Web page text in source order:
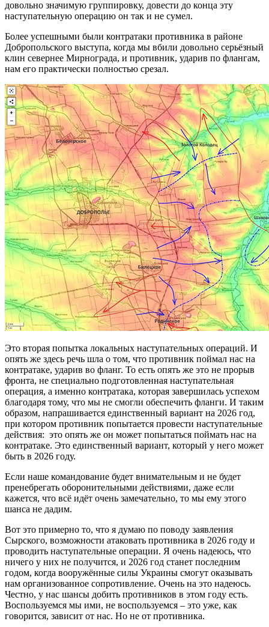
довольно значимую группировку, довести до конца эту
наступательную операцию он так и не сумел.
Более успешными были контратаки противника в районе
Добропольского выступа, когда мы вбили довольно серьёзный
клин севернее Мирнограда, и противник, ударив по флангам,
нам его практически полностью срезал.
Это вторая попытка локальных наступательных операций. И
опять же здесь речь шла о том, что противник поймал нас на
контратаке, ударив во фланг. То есть опять же это не прорыв
фронта, не специально подготовленная наступательная
операция, а именно контратака, которая завершилась успехом
благодаря тому, что мы не смогли обеспечить фланги. И таким
образом, напрашивается единственный вариант на 2026 год,
при котором противник попытается провести наступательные
действия: это опять же он может попытаться поймать нас на
контратаке. Это единственный вариант, который у него может
быть в 2026 году.
Если наше командование будет внимательным и не будет
пренебрегать оборонительными действиями, даже если
кажется, что всё идёт очень замечательно, то мы ему этого
шанса не дадим.
Вот это примерно то, что я думаю по поводу заявления
Сырского, возможности атаковать противника в 2026 году и
проводить наступательные операции. Я очень надеюсь, что
ничего у них не получится, и 2026 год станет последним
годом, когда вооружённые силы Украины смогут оказывать
нам организованное сопротивление. Очень на это надеюсь.
Честно, у нас шансы добить противников в этом году есть.
Воспользуемся мы ими, не воспользуемся – это уже, как
говорится, зависит от нас. Но не от противника.